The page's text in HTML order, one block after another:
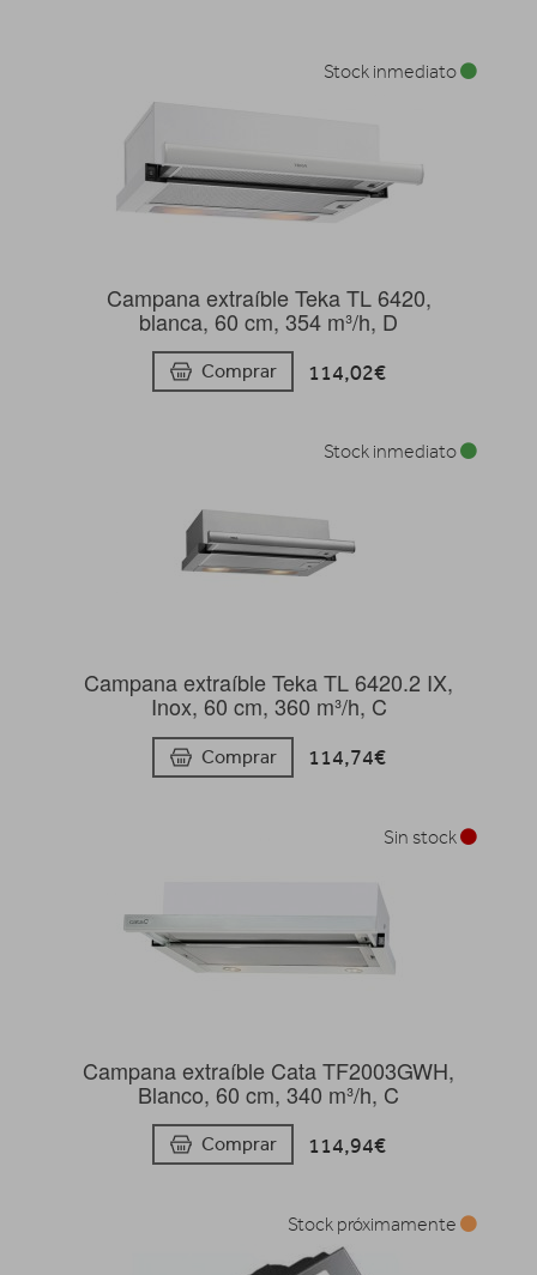
Campana extraíble Teka TL 6420,
blanca, 60 cm, 354 m³/h, D
Comprar 114,02€
Stock inmediato
Campana extraíble Teka TL 6420.2 IX,
Inox, 60 cm, 360 m³/h, C
Comprar 114,74€
Stock inmediato
Campana extraíble Cata TF2003GWH,
Blanco, 60 cm, 340 m³/h, C
Comprar 114,94€
Sin stock
Stock próximamente